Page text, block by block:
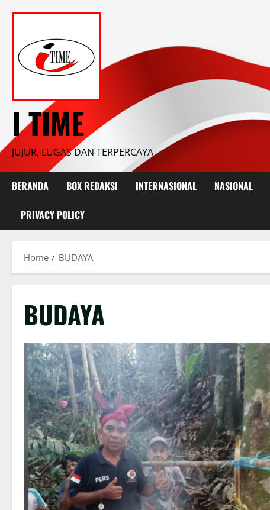
I TIME
JUJUR, LUGAS DAN TERPERCAYA
BERANDA BOX REDAKSI INTERNASIONAL NASIONAL
PRIVACY POLICY
Home BUDAYA
BUDAYA